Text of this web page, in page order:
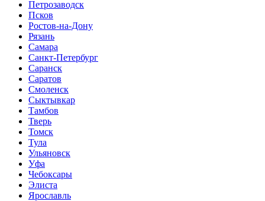
Петрозаводск
Псков
Ростов-на-Дону
Рязань
Самара
Санкт-Петербург
Саранск
Саратов
Смоленск
Сыктывкар
Тамбов
Тверь
Томск
Тула
Ульяновск
Уфа
Чебоксары
Элиста
Ярославль